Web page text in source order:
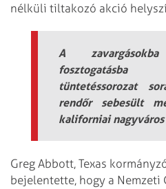
nélküli tiltakozó akció
A
tüntetéssorozat
rendőr sebesült
kaliforniai nagyváros
Greg Abbott, Texas
bejelentette, hogy a Nemzeti